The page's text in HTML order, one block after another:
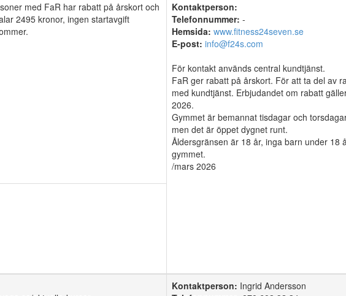
med FaR har rabatt på årskort och
2495 kronor, ingen startavgift
Kontaktperson:
Telefonnummer: -
Hemsida: www.fitness24seven.se
E-post: info@f24s.com
För kontakt används central kundtjänst.
FaR ger rabatt på årskort. För att ta del av
med kundtjänst. Erbjudandet om rabatt
2026.
Gymmet är bemannat tisdagar och
men det är öppet dygnet runt.
Åldersgränsen är 18 år, inga barn under 18
gymmet.
Kontaktperson: Ingrid Andersson